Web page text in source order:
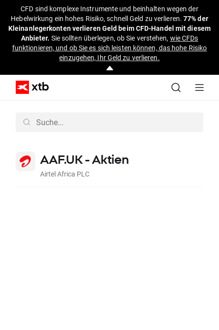
CFD sind komplexe Instrumente und beinhalten wegen der
Hebelwirkung ein hohes Risiko, schnell Geld zu verlieren.77% der
Kleinanlegerkonten verlieren Geld beim CFD-Handel mit diesem
Anbieter. Sie sollten überlegen, ob Sie verstehen, wie CFDs
funktionieren, und ob Sie es sich leisten können, das hohe Risiko
einzugehen, Ihr Geld zu verlieren.
AAF.UK - Aktien
Airtel Africa PLC